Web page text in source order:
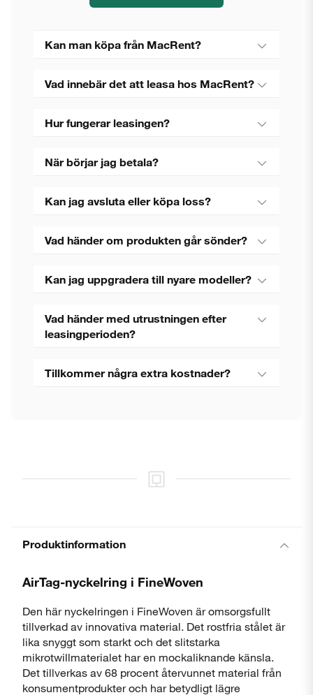
Kan man köpa från MacRent?
Vad innebär det att leasa hos MacRent?
Hur fungerar leasingen?
När börjar jag betala?
Kan jag avsluta eller köpa loss?
Vad händer om produkten går sönder?
Kan jag uppgradera till nyare modeller?
Vad händer med utrustningen efter
leasingperioden?
Tillkommer några extra kostnader?
Produktinformation
AirTag-nyckelring i FineWoven
Den här nyckelringen i FineWoven är omsorgsfullt
tillverkad av innovativa material. Det rostfria stålet är
lika snyggt som starkt och det slitstarka
mikrotwillmaterialet har en mockaliknande känsla.
Det tillverkas av 68 procent återvunnet material från
konsumentprodukter och har betydligt lägre